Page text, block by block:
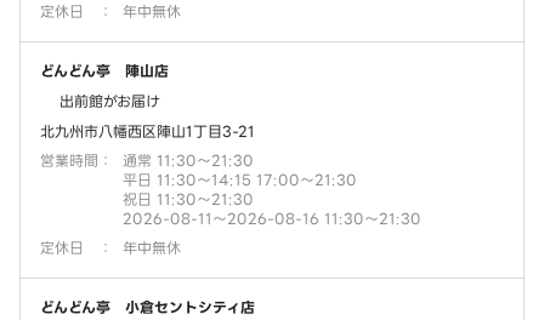
定休日 ： 年中無休
どんどん亭 陣山店
出前館がお届け
北九州市八幡西区陣山1丁目3-21
営業時間 ：
通常 11:30～21:30
平日 11:30～14:15 17:00～21:30
祝日 11:30～21:30
2026-08-11～2026-08-16 11:30～21:30
定休日
： 年中無休
どんどん亭 小倉セントシティ店